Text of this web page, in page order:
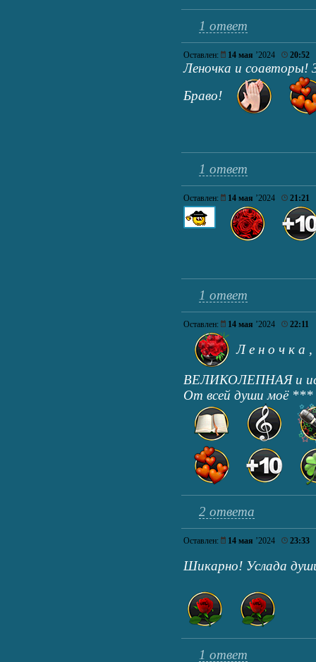
1 ответ
Оставлен: 14 мая ’2024 20:52
Леночка и соавторы!
Браво!
1 ответ
Оставлен: 14 мая ’2024 21:21
1 ответ
Оставлен: 14 мая ’2024 22:11
Л е н о ч к а ,
ВЕЛИКОЛЕПНАЯ и
От всей души моё
2 ответа
Оставлен: 14 мая ’2024 23:33
Шикарно! Услада
1 ответ